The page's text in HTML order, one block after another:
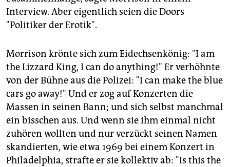
Interview. Aber eigentlich seien die Doors
"Politiker der Erotik".
Morrison krönte sich zum Eidechsenkönig: "I am
the Lizzard King, I can do anything!" Er verhöhnte
von der Bühne aus die Polizei: "I can make the blue
cars go away!" Und er zog auf Konzerten die
Massen in seinen Bann; und sich selbst manchmal
ein bisschen aus. Und wenn sie ihm einmal nicht
zuhören wollten und nur verzückt seinen Namen
skandierten, wie etwa 1969 bei einem Konzert in
Philadelphia, strafte er sie kollektiv ab: "Is this the